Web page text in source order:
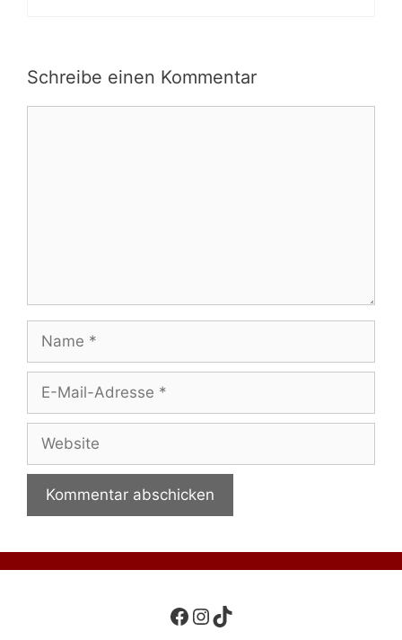
Schreibe einen Kommentar
Name
Adresse
Website
Facebook
Instagram
TikTok